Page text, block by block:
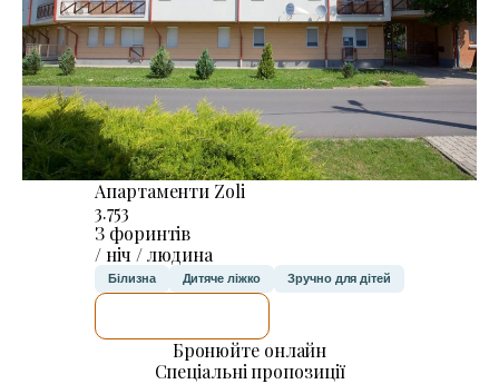
Апартаменти Zoli
3.753
З форинтів
/ ніч / людина
Білизна Дитяче ліжко Зручно для дітей
Бронюйте онлайн
Спеціальні пропозиції